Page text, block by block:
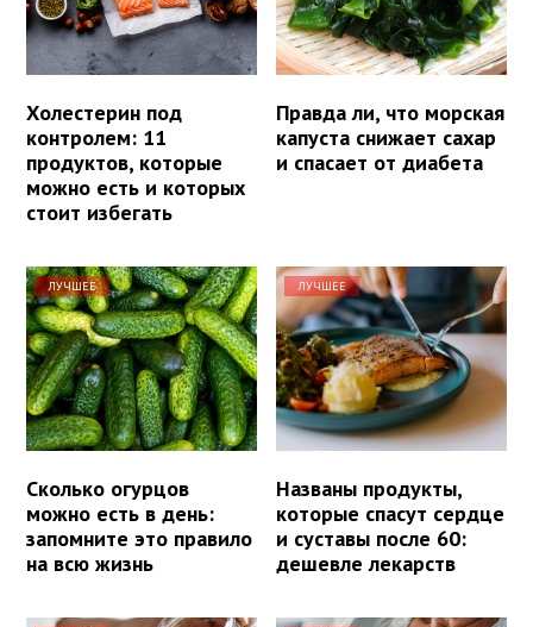
Холестерин под
контролем: 11
продуктов, которые
можно есть и которых
стоит избегать
Правда ли, что морская
капуста снижает сахар
и спасает от диабета
ЛУЧШЕЕ
Сколько огурцов
можно есть в день:
запомните это правило
на всю жизнь
ЛУЧШЕЕ
Названы продукты,
которые спасут сердце
и суставы после 60:
дешевле лекарств